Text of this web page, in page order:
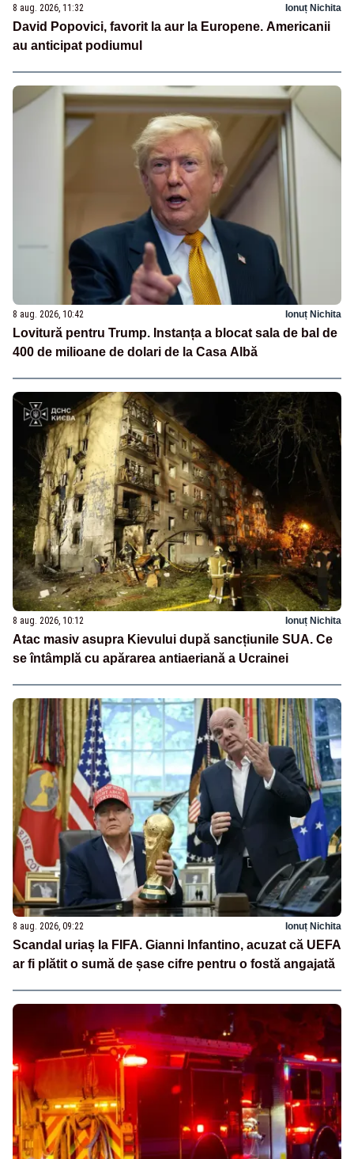
8 aug. 2026, 11:32 Ionuț Nichita
David Popovici, favorit la aur la Europene. Americanii
au anticipat podiumul
8 aug. 2026, 10:42 Ionuț Nichita
Lovitură pentru Trump. Instanța a blocat sala de bal de
400 de milioane de dolari de la Casa Albă
8 aug. 2026, 10:12 Ionuț Nichita
Atac masiv asupra Kievului după sancțiunile SUA. Ce
se întâmplă cu apărarea antiaeriană a Ucrainei
8 aug. 2026, 09:22 Ionuț Nichita
Scandal uriaș la FIFA. Gianni Infantino, acuzat că UEFA
ar fi plătit o sumă de șase cifre pentru o fostă angajată